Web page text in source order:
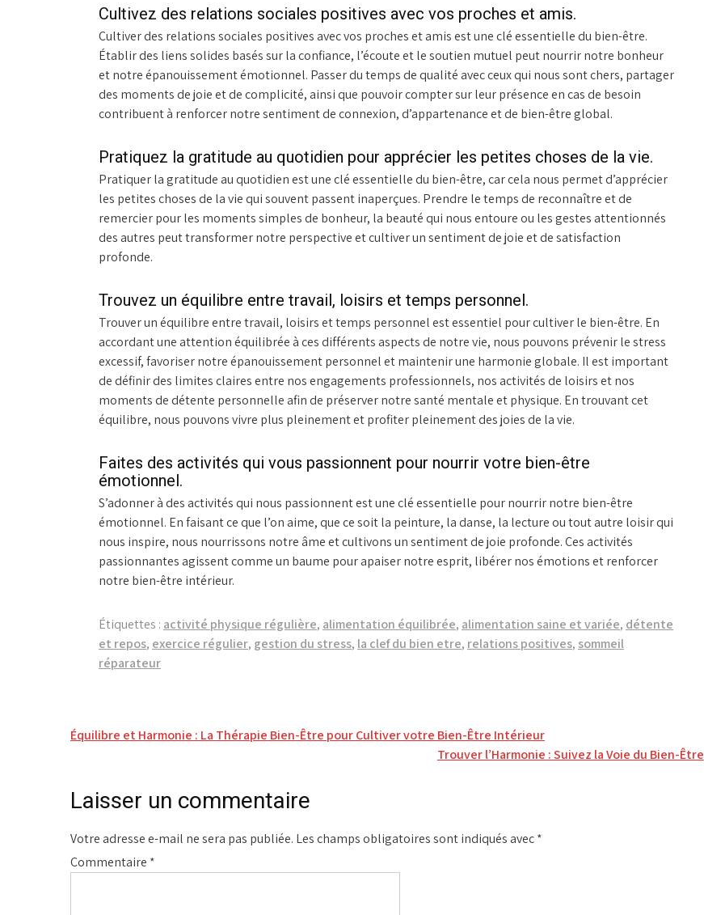
Cultivez des relations sociales positives avec vos proches et amis.
Cultiver des relations sociales positives avec vos proches et amis est une clé essentielle du bien-être.
Établir des liens solides basés sur la confiance, l’écoute et le soutien mutuel peut nourrir notre bonheur
et notre épanouissement émotionnel. Passer du temps de qualité avec ceux qui nous sont chers, partager
des moments de joie et de complicité, ainsi que pouvoir compter sur leur présence en cas de besoin
contribuent à renforcer notre sentiment de connexion, d’appartenance et de bien-être global.
Pratiquez la gratitude au quotidien pour apprécier les petites choses de la vie.
Pratiquer la gratitude au quotidien est une clé essentielle du bien-être, car cela nous permet d’apprécier
les petites choses de la vie qui souvent passent inaperçues. Prendre le temps de reconnaître et de
remercier pour les moments simples de bonheur, la beauté qui nous entoure ou les gestes attentionnés
des autres peut transformer notre perspective et cultiver un sentiment de joie et de satisfaction
profonde.
Trouvez un équilibre entre travail, loisirs et temps personnel.
Trouver un équilibre entre travail, loisirs et temps personnel est essentiel pour cultiver le bien-être. En
accordant une attention équilibrée à ces différents aspects de notre vie, nous pouvons prévenir le stress
excessif, favoriser notre épanouissement personnel et maintenir une harmonie globale. Il est important
de définir des limites claires entre nos engagements professionnels, nos activités de loisirs et nos
moments de détente personnelle afin de préserver notre santé mentale et physique. En trouvant cet
équilibre, nous pouvons vivre plus pleinement et profiter pleinement des joies de la vie.
Faites des activités qui vous passionnent pour nourrir votre bien-être
émotionnel.
S’adonner à des activités qui nous passionnent est une clé essentielle pour nourrir notre bien-être
émotionnel. En faisant ce que l’on aime, que ce soit la peinture, la danse, la lecture ou tout autre loisir qui
nous inspire, nous nourrissons notre âme et cultivons un sentiment de joie profonde. Ces activités
passionnantes agissent comme un baume pour apaiser notre esprit, libérer nos émotions et renforcer
notre bien-être intérieur.
Étiquettes : activité physique régulière, alimentation équilibrée, alimentation saine et variée, détente
et repos, exercice régulier, gestion du stress, la clef du bien etre, relations positives, sommeil
réparateur
Navigation
l’article
Équilibre et Harmonie : La Thérapie Bien-Être pour Cultiver votre Bien-Être Intérieur
Trouver l’Harmonie : Suivez la Voie du Bien-Être
Laisser un commentaire
Votre adresse e-mail ne sera pas publiée. Les champs obligatoires sont indiqués avec*
Commentaire *